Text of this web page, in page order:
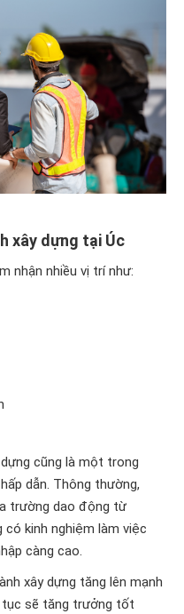
xây dựng tại Úc
nhận nhiều vị trí như:
cũng là một trong
dẫn. Thông thường,
trường dao động từ
có kinh nghiệm làm việc
càng cao.
xây dựng tăng lên mạnh
tục sẽ tăng trưởng tốt